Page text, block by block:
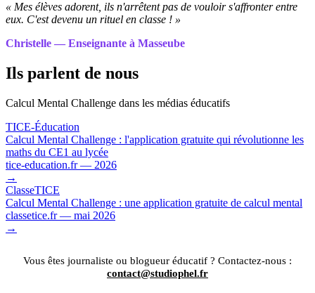
« Mes élèves adorent, ils n'arrêtent pas de vouloir s'affronter entre
eux. C'est devenu un rituel en classe ! »
Christelle — Enseignante à Masseube
Ils parlent de nous
Calcul Mental Challenge dans les médias éducatifs
TICE-Éducation
Calcul Mental Challenge : l'application gratuite qui révolutionne les
maths du CE1 au lycée
tice-education.fr — 2026
→
ClasseTICE
Calcul Mental Challenge : une application gratuite de calcul mental
classetice.fr — mai 2026
→
Vous êtes journaliste ou blogueur éducatif ? Contactez-nous :
contact@studiophel.fr